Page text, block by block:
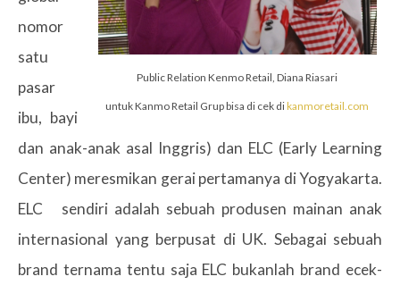
Public Relation Kenmo Retail, Diana Riasari
untuk Kanmo Retail Grup bisa di cek dikanmoretail.com
nomor
satu
pasar
ibu, bayi
dan anak-anak asal Inggris) dan ELC (Early Learning
Center) meresmikan gerai pertamanya di Yogyakarta.
ELC sendiri adalah sebuah produsen mainan anak
internasional yang berpusat di UK. Sebagai sebuah
brand ternama tentu saja ELC bukanlah brand ecek-